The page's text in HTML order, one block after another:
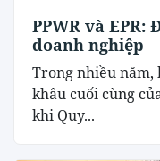
PPWR và
doanh nghiệp
Trong nhiều
khâu cuối cùng
khi Quy...